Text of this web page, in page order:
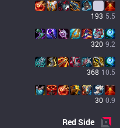
193 5.5
320 9.2
368 10.5
30 0.9
RedSide